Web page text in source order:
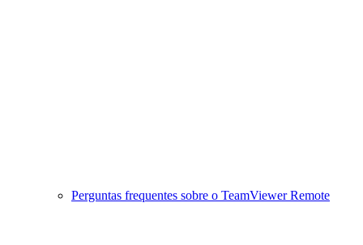
Perguntas frequentes sobre o TeamViewer Remote